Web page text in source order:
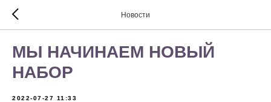
Новости
МЫ НАЧИНАЕМ НОВЫЙ
НАБОР
2022-07-27 11:33